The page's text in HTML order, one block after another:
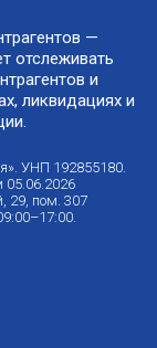
—
отслеживать
и
ликвидациях и
УНП 192855180.
05.06.2026
29, пом. 307